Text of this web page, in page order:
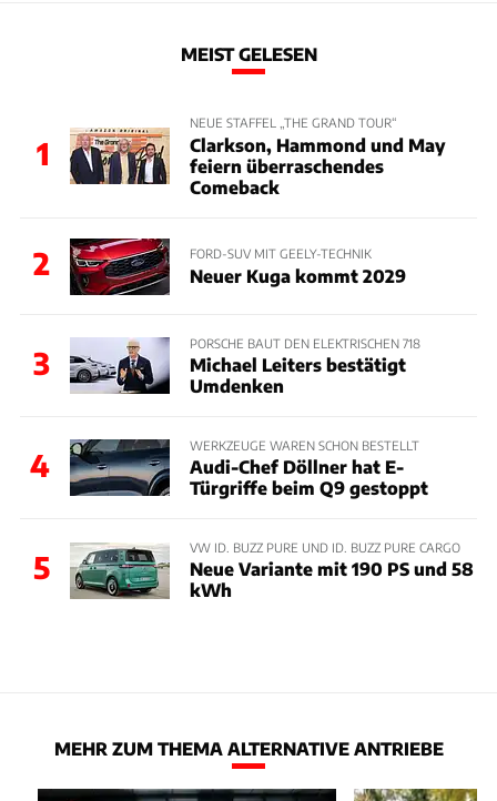
MEIST GELESEN
1
NEUE STAFFEL „THE GRAND TOUR“
Clarkson, Hammond und May
feiern überraschendes
Comeback
2 FORD-SUV MIT GEELY-TECHNIK
Neuer Kuga kommt 2029
3
PORSCHE BAUT DEN ELEKTRISCHEN 718
Michael Leiters bestätigt
Umdenken
4
WERKZEUGE WAREN SCHON BESTELLT
Audi-Chef Döllner hat E-
Türgriffe beim Q9 gestoppt
5
VW ID. BUZZ PURE UND ID. BUZZ PURE CARGO
Neue Variante mit 190 PS und 58
kWh
MEHR ZUM THEMA ALTERNATIVE ANTRIEBE